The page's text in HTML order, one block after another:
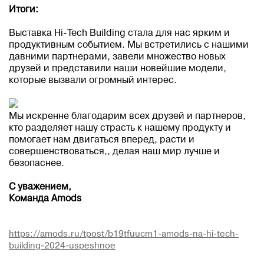
Итоги:
Выставка Hi-Tech Building стала для нас ярким и
продуктивным событием. Мы встретились с нашими
давними партнерами, завели множество новых
друзей и представили наши новейшие модели,
которые вызвали огромный интерес.
Мы искренне благодарим всех друзей и партнеров,
кто разделяет нашу страсть к нашему продукту и
помогает нам двигаться вперед, расти и
совершенствоваться,, делая наш мир лучше и
безопаснее.
С уважением,
Команда Amods
https://amods.ru/tpost/b19tfuucm1-amods-na-hi-tech-
building-2024-uspeshnoe